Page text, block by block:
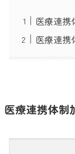
医療連携
医療連携
医療連携体制